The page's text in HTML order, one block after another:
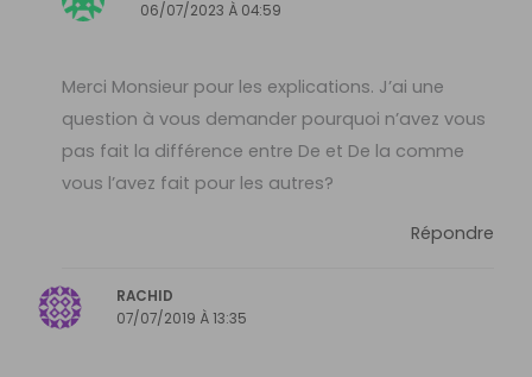
06/07/2023 À 04:59
Merci Monsieur pour les explications. J’ai une
question à vous demander pourquoi n’avez vous
pas fait la différence entre De et De la comme
vous l’avez fait pour les autres?
Répondre
RACHID
07/07/2019 À 13:35